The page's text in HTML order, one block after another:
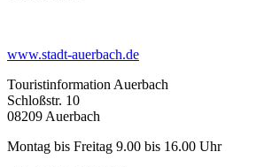
www.stadt-auerbach.de
Touristinformation Auerbach
Schloßstr. 10
08209 Auerbach
Montag bis Freitag 9.00 bis 16.00 Uhr